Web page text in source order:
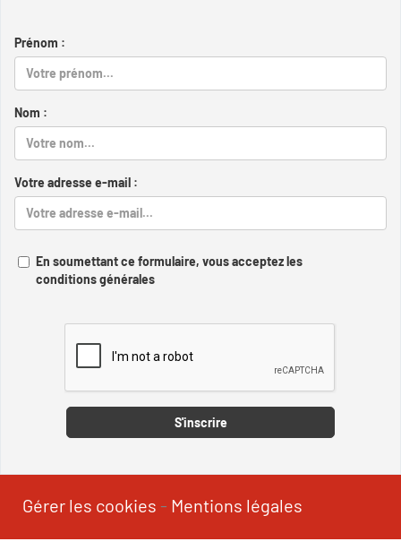
Prénom :
Nom :
Votre adresse e-mail :
En soumettant ce formulaire, vous acceptez les
conditions générales
S'inscrire
Gérer les cookies - Mentions légales